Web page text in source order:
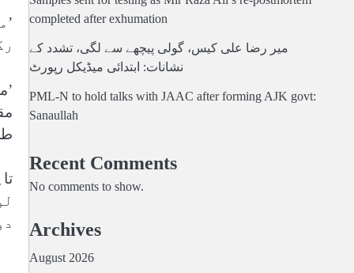
completed after exhumation
میر رضا علی کیس، گولی پیچھے سے لگی، تشدد کے
نشانات: ابتدائی میڈیکل رپورٹ
PML-N to hold talks with JAAC after forming AJK govt:
Sanaullah
Recent Comments
No comments to show.
Archives
August 2026